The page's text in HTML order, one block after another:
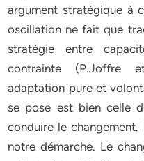
argument stratégique à
oscillation ne fait que
stratégie entre
contrainte (P.Joffre
adaptation pure et
se pose est bien celle
conduire le changement.
notre démarche. Le